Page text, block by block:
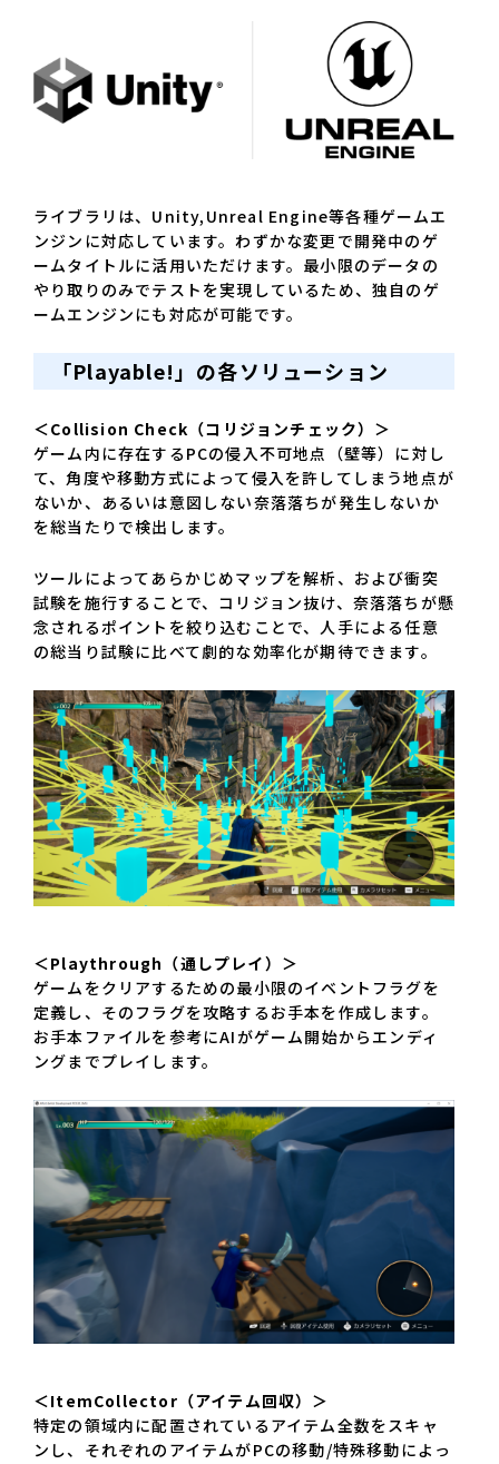
ライブラリは、Unity,Unreal Engine等各種ゲームエ
ンジンに対応しています。わずかな変更で開発中のゲ
ームタイトルに活用いただけます。最小限のデータの
やり取りのみでテストを実現しているため、独自のゲ
ームエンジンにも対応が可能です。
「Playable!」の各ソリューション
＜Collision Check（コリジョンチェック）＞
ゲーム内に存在するPCの侵入不可地点（壁等）に対し
て、角度や移動方式によって侵入を許してしまう地点が
ないか、あるいは意図しない奈落落ちが発生しないか
を総当たりで検出します。
ツールによってあらかじめマップを解析、および衝突
試験を施行することで、コリジョン抜け、奈落落ちが懸
念されるポイントを絞り込むことで、人手による任意
の総当り試験に比べて劇的な効率化が期待できます。
＜Playthrough（通しプレイ）＞
ゲームをクリアするための最小限のイベントフラグを
定義し、そのフラグを攻略するお手本を作成します。
お手本ファイルを参考にAIがゲーム開始からエンディ
ングまでプレイします。
＜ItemCollector（アイテム回収）＞
特定の領域内に配置されているアイテム全数をスキャ
ンし、それぞれのアイテムがPCの移動/特殊移動によっ